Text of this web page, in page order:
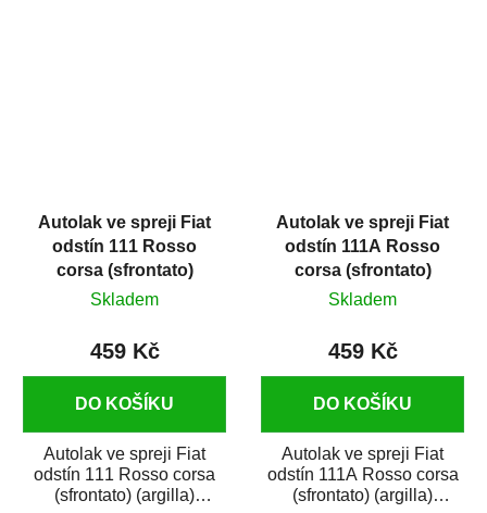
Autolak ve spreji Fiat
odstín 111 Rosso
corsa (sfrontato)
(argilla) (passione) 400
Skladem
459 Kč
DO KOŠÍKU
Autolak ve spreji Fiat
odstín 111 Rosso corsa
(sfrontato) (argilla)
Autolak ve spreji Fiat
odstín 111A Rosso
corsa (sfrontato)
(argilla) (passione) 400
Skladem
459 Kč
DO KOŠÍKU
Autolak ve spreji Fiat
odstín 111A Rosso corsa
(sfrontato) (argilla)